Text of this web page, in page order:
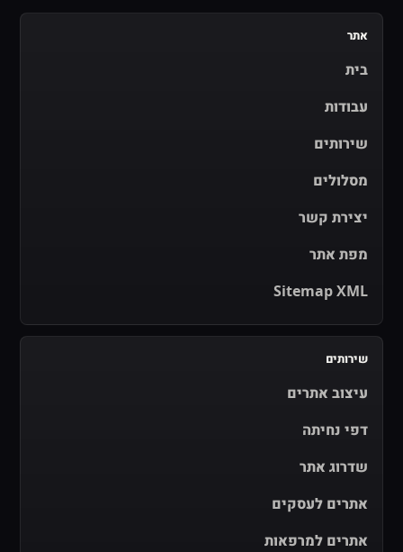
אתר
בית
עבודות
שירותים
מסלולים
יצירת קשר
מפת אתר
Sitemap XML
שירותים
עיצוב אתרים
דפי נחיתה
שדרוג אתר
אתרים לעסקים
אתרים למרפאות